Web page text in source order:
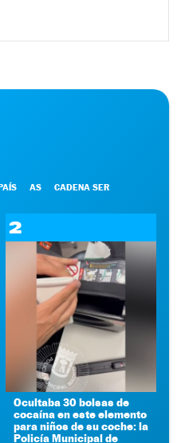
AS CADENA SER
2
Ocultaba 30 bolsas de
cocaína en este elemento
para niños de su coche: la
Policía Municipal de